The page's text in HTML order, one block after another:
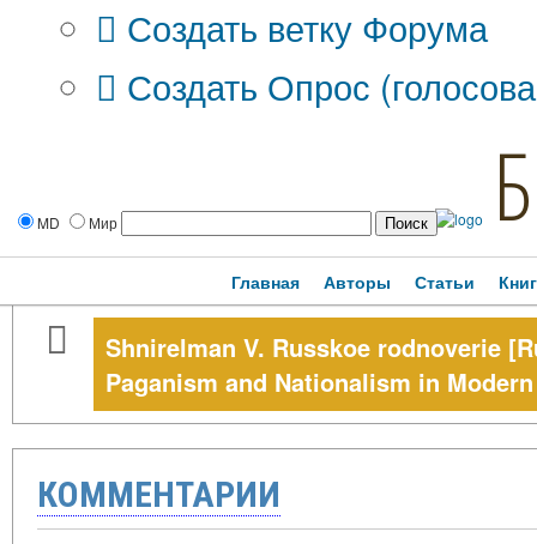
Создать ветку Форума
Создать Опрос
MD Мир
Главная Авторы Статьи
Shnirelman V. Russkoe rodnoverie
Paganism and Nationalism in
КОММЕНТАРИИ